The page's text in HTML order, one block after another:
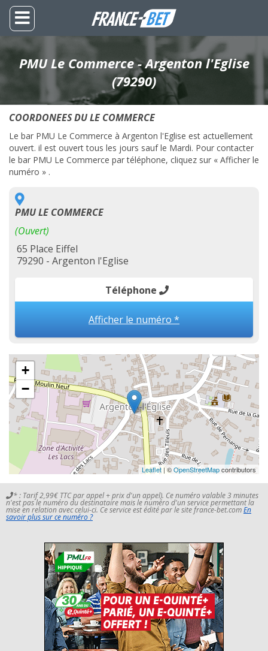
PMU Le Commerce - Argenton l'Eglise
(79290)
COORDONEES DU LE COMMERCE
Le bar PMU Le Commerce à Argenton l'Eglise est actuellement
ouvert. il est ouvert tous les jours sauf le Mardi. Pour contacter
le bar PMU Le Commerce par téléphone, cliquez sur « Afficher le
numéro » .
PMU LE COMMERCE
(Ouvert)
65 Place Eiffel
79290 - Argenton l'Eglise
Téléphone
Afficher le numéro *
+
−
Leaflet | ©OpenStreetMapcontributors
* : Tarif 2,99€ TTC par appel + prix d'un appel). Ce numéro valable 3 minutes
n'est pas le numéro du destinataire mais le numéro d'un service permettant la
mise en relation avec celui-ci. Ce service est édité par le site france-bet.comEn
savoir plus sur ce numéro ?